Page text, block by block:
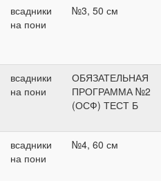
всадники
на пони
№3, 50 см
всадники
на пони
ОБЯЗАТЕЛЬНАЯ
ПРОГРАММА №2
(ОСФ) ТЕСТ Б
всадники
на пони
№4, 60 см